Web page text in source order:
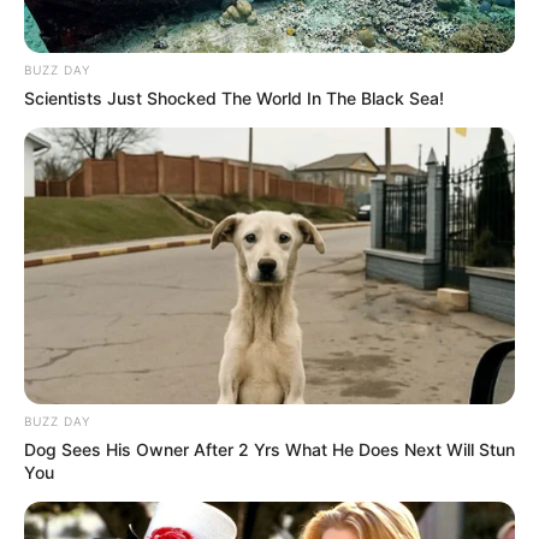
(foto: instagram/davinaakaramoy)
4. Tampil feminim dengan dress dan sentuhan bandana
BUZZ DAY
Scientists Just Shocked The World In The Black Sea!
BUZZ DAY
Dog Sees His Owner After 2 Yrs What He Does Next Will Stun
You